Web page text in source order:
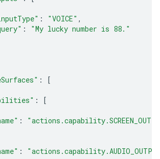
: "VOICE" ,
:
"My lucky number is 88."
:
[
:
[
:
: